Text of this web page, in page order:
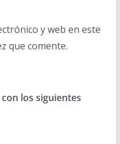
y web en este
que comente.
los siguientes